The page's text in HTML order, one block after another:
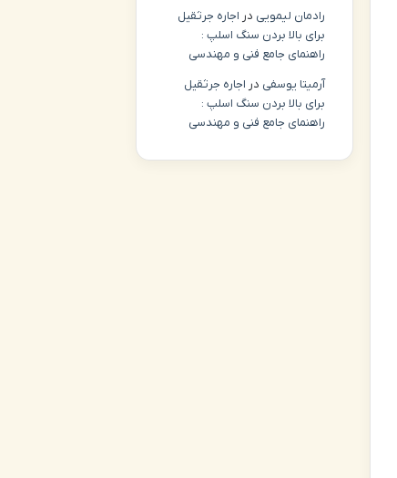
رادمان لیمویی در اجاره جرثقیل
برای بالا بردن سنگ اسلپ :
راهنمای جامع فنی و مهندسی
آرمیتا یوسفی در اجاره جرثقیل
برای بالا بردن سنگ اسلپ :
راهنمای جامع فنی و مهندسی